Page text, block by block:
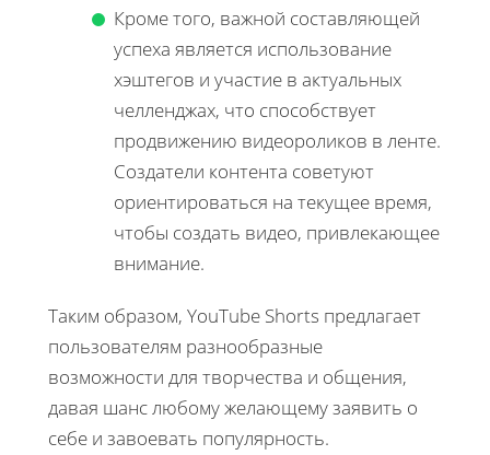
Кроме того, важной составляющей
успеха является использование
хэштегов и участие в актуальных
челленджах, что способствует
продвижению видеороликов в ленте.
Создатели контента советуют
ориентироваться на текущее время,
чтобы создать видео, привлекающее
внимание.
Таким образом, YouTube Shorts предлагает
пользователям разнообразные
возможности для творчества и общения,
давая шанс любому желающему заявить о
себе и завоевать популярность.